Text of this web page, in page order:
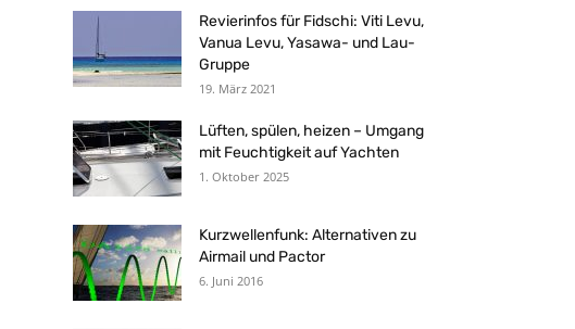
Revierinfos für Fidschi: Viti Levu,
Vanua Levu, Yasawa- und Lau-
Gruppe
19. März 2021
Lüften, spülen, heizen – Umgang
mit Feuchtigkeit auf Yachten
1. Oktober 2025
Kurzwellenfunk: Alternativen zu
Airmail und Pactor
6. Juni 2016